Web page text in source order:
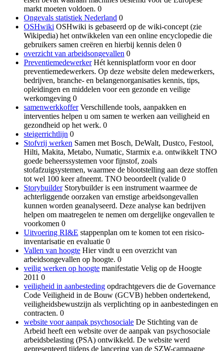
markt moeten voldoen. 0
Ongevals statistiek Nederland 0
OSHwiki OSHwiki is gebaseerd op de wiki-concept (zie
Wikipedia) het ontwikkelen van een online encyclopedie die
gebruikers samen creëren en hierbij kennis delen 0
overzicht van arbeidsongevallen 0
PreventiemedewerkerHét kennisplatform voor en door
preventiemedewerkers. Op deze website delen medewerkers,
bedrijven, branche- en belangenorganisaties kennis, tips,
opleidingen en middelen voor een gezonde en veilige
werkomgeving 0
samenwerkkofferVerschillende tools, aanpakken en
interventies helpen u om samen te werken aan veiligheid en
gezondheid op het werk. 0
steigerrichtlijn 0
Stofvrij werken Samen met Bosch, DeWalt, Dustco, Festool,
Hilti, Makita, Metabo, Numatic, Starmix e.a. ontwikkelt TNO
goede beheerssystemen voor fijnstof, zoals
stofafzuigsystemen, waarmee de blootstelling aan deze stoffen
tot wel 100 keer afneemt. TNO beoordeelt (valide 0
StorybuilderStorybuilder is een instrument waarmee de
achterliggende oorzaken van ernstige arbeidsongevallen
kunnen worden geanalyseerd. Deze analyse kan bedrijven
helpen om maatregelen te nemen om dergelijke ongevallen te
voorkomen 0
Uitvoering RI&E stappenplan om te komen tot een risico-
inventarisatie en evaluatie 0
Vallen van hoogte Hier vindt u een overzicht van
arbeidsongevallen op hoogte. 0
veilig werken op hoogte manifestatie Velig op de Hoogte
2011 0
veiligheid in aanbesteding opdrachtgevers die de Governance
Code Veiligheid in de Bouw (GCVB) hebben ondertekend,
veiligheidsbewustzijn als verplichting op in aanbestedingen en
contracten. 0
website voor aanpak psychosociale De Stichting van de
Arbeid heeft een website over de aanpak van psychosociale
arbeidsbelasting (PSA) ontwikkeld. De website werd
gepresenteerd tijdens de lancering van de SZW-campagne